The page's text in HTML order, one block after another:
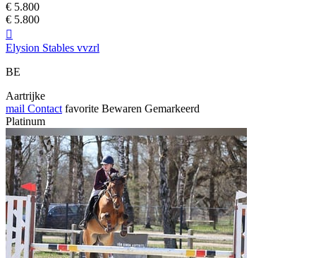
€ 5.800
€ 5.800

Elysion Stables vvzrl
BE
Aartrijke
mail Contact favorite Bewaren Gemarkeerd
Platinum